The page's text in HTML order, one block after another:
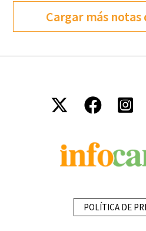
Cargar más
POLÍTICA DE